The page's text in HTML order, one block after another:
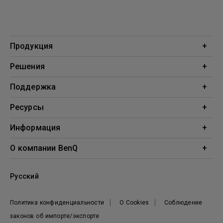
Продукция
Проекторы
Решения
Образование
Поддержка
Поддержка
Ресурсы
Проекционный калькулятор
Информация
BenQ AQCOLOR
О компании BenQ
Новости
Политика конфиденциальности О Cookies
Соблюдение
законов об импорте/экспорте
Русский